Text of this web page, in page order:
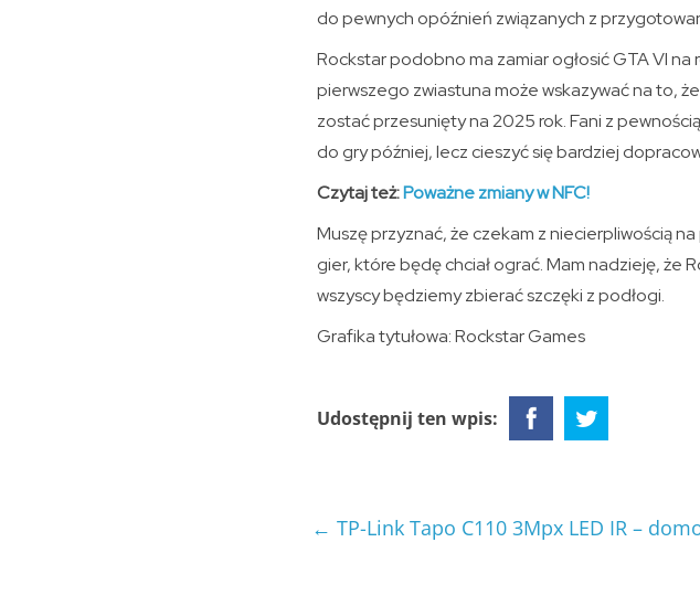
do pewnych opóźnień związanych z
Rockstar podobno ma zamiar ogłosić GTA VI
pierwszego zwiastuna może wskazywać na to,
zostać przesunięty na 2025 rok. Fani z
do gry później, lecz cieszyć się bardziej
Czytaj też:Poważne zmiany w NFC!
Muszę przyznać, że czekam z niecierpliwością
gier, które będę chciał ograć. Mam nadzieję, że
wszyscy będziemy zbierać szczęki z podłogi.
Grafika tytułowa: Rockstar Games
Udostępnij ten wpis:
← TP-Link Tapo C110 3Mpx LED IR –